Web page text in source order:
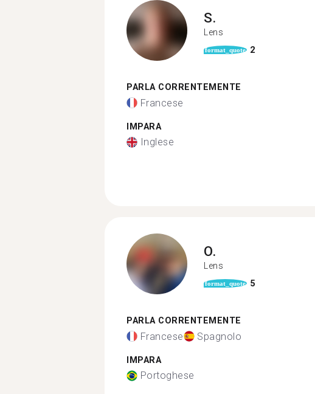
S.
Lens
format_quote 2
PARLA CORRENTEMENTE
Francese
IMPARA
Inglese
O.
Lens
format_quote 5
PARLA CORRENTEMENTE
Francese Spagnolo
IMPARA
Portoghese